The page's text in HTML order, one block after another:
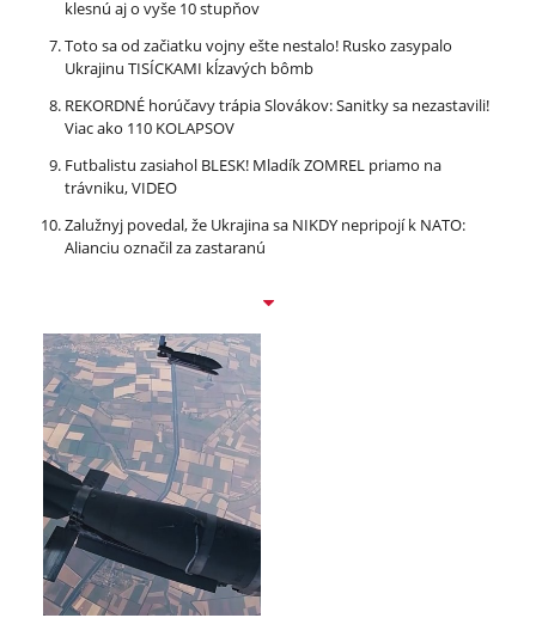
klesnú aj o vyše 10 stupňov
Toto sa od začiatku vojny ešte nestalo! Rusko zasypalo
Ukrajinu TISÍCKAMI kĺzavých bômb
REKORDNÉ horúčavy trápia Slovákov: Sanitky sa nezastavili!
Viac ako 110 KOLAPSOV
Futbalistu zasiahol BLESK! Mladík ZOMREL priamo na
trávniku, VIDEO
Zalužnyj povedal, že Ukrajina sa NIKDY nepripojí k NATO:
Alianciu označil za zastaranú